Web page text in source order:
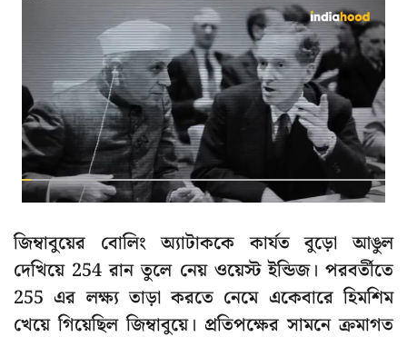
জিম্বাবুয়ের বোলিং অ্যাটাককে কার্যত বুড়ো আঙুল
দেখিয়ে 254 রান তুলে নেয় ওয়েস্ট ইন্ডিজ। পরবর্তীতে
255 এর লক্ষ্য তাড়া করতে নেমে একেবারে হিমশিম
খেয়ে গিয়েছিল জিম্বাবুয়ে। প্রতিপক্ষের সামনে ক্রমাগত